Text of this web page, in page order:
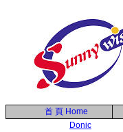
首 頁 Home
Donic